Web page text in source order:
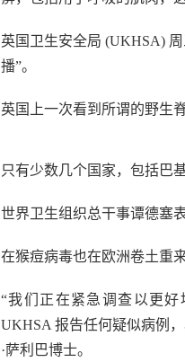
英国卫生安全局 (UKHSA)
播”。
英国上一次看到所谓的野生
只有少数几个国家，包括巴
世界卫生组织总干事谭德塞
在猴痘病毒也在欧洲卷土重
“我们正在紧急调查以更
UKHSA 报告任何疑似病例
·萨利巴博士。